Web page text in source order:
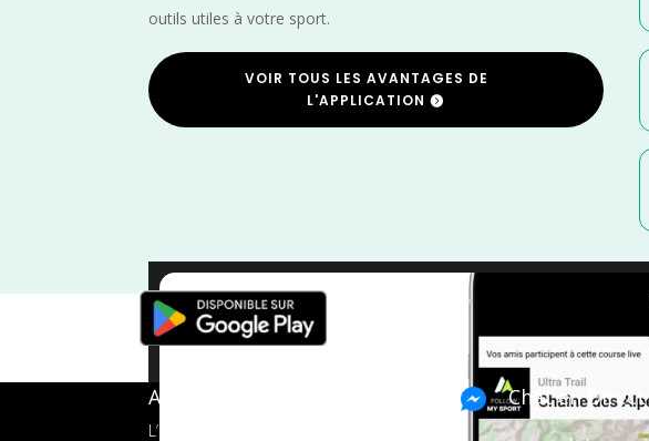
outils utiles à votre sport.
VOIR TOUS LES AVANTAGES DE
L'APPLICATION
Grand Est
A propos de FMS
L’application tout-en-un pour les
Chat en Direct